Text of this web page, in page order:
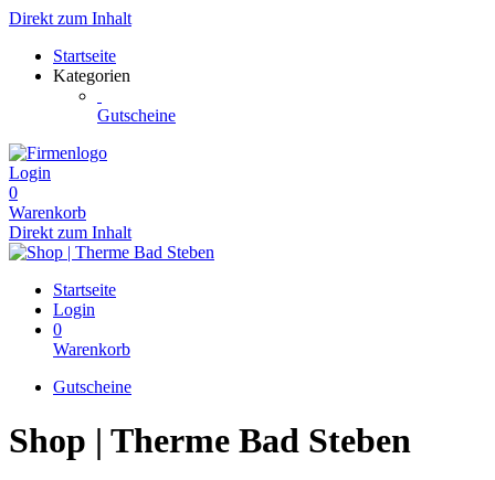
Direkt zum Inhalt
Startseite
Kategorien
Gutscheine
Login
0
Warenkorb
Direkt zum Inhalt
Startseite
Login
0
Warenkorb
Gutscheine
Shop | Therme Bad Steben